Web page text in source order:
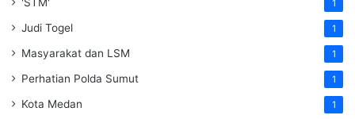
1
Judi Togel 1
Masyarakat dan LSM 1
Perhatian Polda Sumut 1
Kota Medan 1